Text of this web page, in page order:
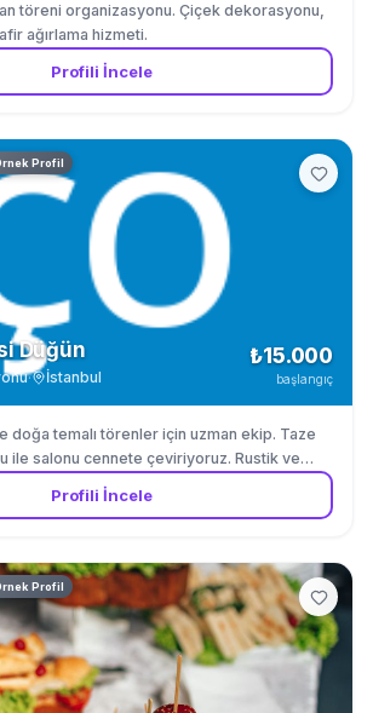
töreni organizasyonu. Çiçek dekorasyonu,
ağırlama hizmeti.
Profili İncele
Profil
Düğün
· İstanbul
₺15.000
başlangıç
doğa temalı törenler için uzman ekip. Taze
ile salonu cennete çeviriyoruz. Rustik ve
uzmanız.
Profili İncele
Profil